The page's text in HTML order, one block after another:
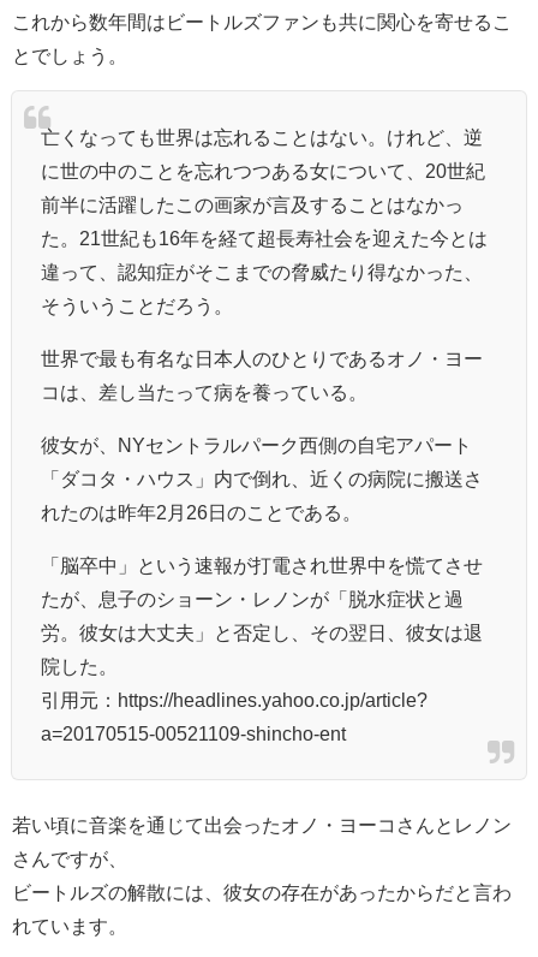
これから数年間はビートルズファンも共に関心を寄せるこ
とでしょう。
亡くなっても世界は忘れることはない。けれど、逆
に世の中のことを忘れつつある女について、20世紀
前半に活躍したこの画家が言及することはなかっ
た。21世紀も16年を経て超長寿社会を迎えた今とは
違って、認知症がそこまでの脅威たり得なかった、
そういうことだろう。
世界で最も有名な日本人のひとりであるオノ・ヨー
コは、差し当たって病を養っている。
彼女が、NYセントラルパーク西側の自宅アパート
「ダコタ・ハウス」内で倒れ、近くの病院に搬送さ
れたのは昨年2月26日のことである。
「脳卒中」という速報が打電され世界中を慌てさせ
たが、息子のショーン・レノンが「脱水症状と過
労。彼女は大丈夫」と否定し、その翌日、彼女は退
院した。
引用元：https://headlines.yahoo.co.jp/article?
a=20170515-00521109-shincho-ent
若い頃に音楽を通じて出会ったオノ・ヨーコさんとレノン
さんですが、
ビートルズの解散には、彼女の存在があったからだと言わ
れています。